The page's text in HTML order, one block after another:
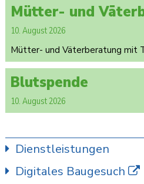
Mütter- und
10. August 2026
Mütter- und Väterberatung mit
Blutspende
10. August 2026
Dienstleistungen
Digitales Baugesuch